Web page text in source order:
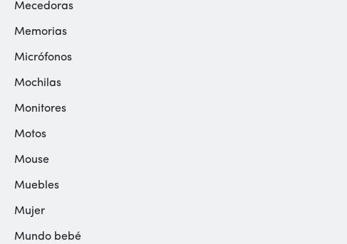
Mecedoras
Memorias
Micrófonos
Mochilas
Monitores
Motos
Mouse
Muebles
Mujer
Mundo bebé